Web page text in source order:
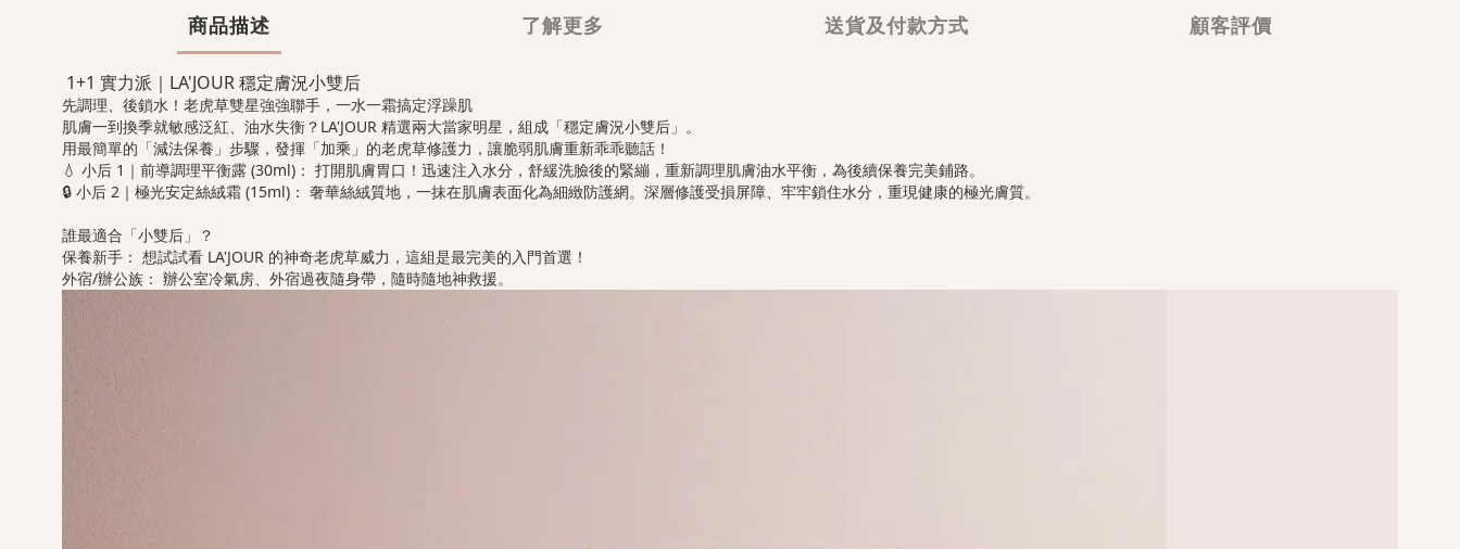
商品描述 了解更多 送貨及付款方式 顧客評價
1+1 實力派｜LA'JOUR 穩定膚況小雙后
先調理、後鎖水！老虎草雙星強強聯手，一水一霜搞定浮躁肌
肌膚一到換季就敏感泛紅、油水失衡？LA'JOUR 精選兩大當家明星，組成「穩定膚況小雙后」。
用最簡單的「減法保養」步驟，發揮「加乘」的老虎草修護力，讓脆弱肌膚重新乖乖聽話！
💧 小后 1｜前導調理平衡露 (30ml)： 打開肌膚胃口！迅速注入水分，舒緩洗臉後的緊繃，重新調理肌膚油水平衡，為後續保養完美鋪路。
🔒 小后 2｜極光安定絲絨霜 (15ml)： 奢華絲絨質地，一抹在肌膚表面化為細緻防護網。深層修護受損屏障、牢牢鎖住水分，重現健康的極光膚質。
誰最適合「小雙后」？
保養新手： 想試試看 LA'JOUR 的神奇老虎草威力，這組是最完美的入門首選！
外宿/辦公族： 辦公室冷氣房、外宿過夜隨身帶，隨時隨地神救援。